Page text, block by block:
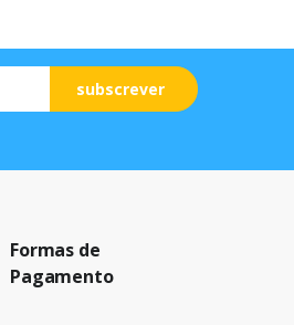
subscrever
Formas de
Pagamento